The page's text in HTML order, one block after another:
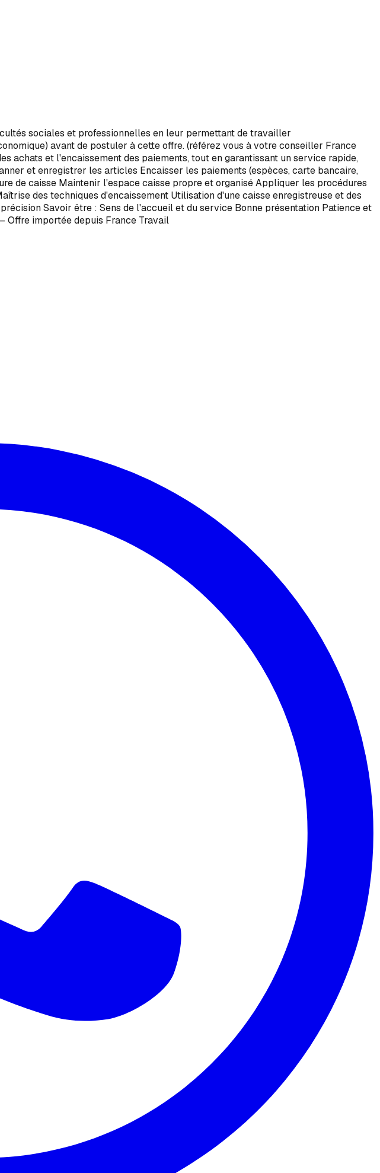
sociales et professionnelles en leur permettant de travailler
avant de postuler à cette offre. (référez vous à votre conseiller France
achats et l'encaissement des paiements, tout en garantissant un service rapide,
et enregistrer les articles Encaisser les paiements (espèces, carte bancaire,
de caisse Maintenir l'espace caisse propre et organisé Appliquer les procédures
des techniques d'encaissement Utilisation d'une caisse enregistreuse et des
Savoir être : Sens de l'accueil et du service Bonne présentation Patience et
Offre importée depuis France Travail